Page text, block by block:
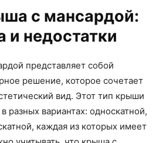
с мансардой:
и недостатки
представляет собой
решение, которое сочетает
вид. Этот тип крыши
разных вариантах: односкатной,
каждая из которых имеет